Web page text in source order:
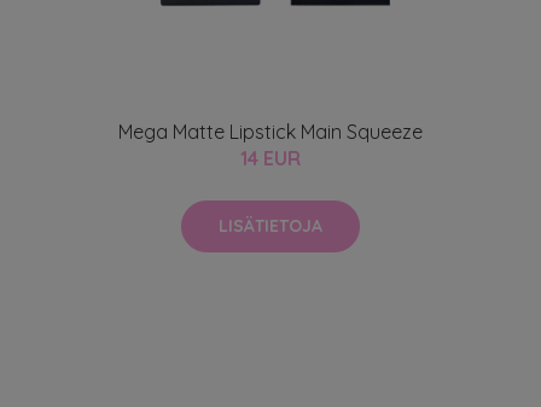
Mega Matte Lipstick Main Squeeze
14 EUR
LISÄTIETOJA